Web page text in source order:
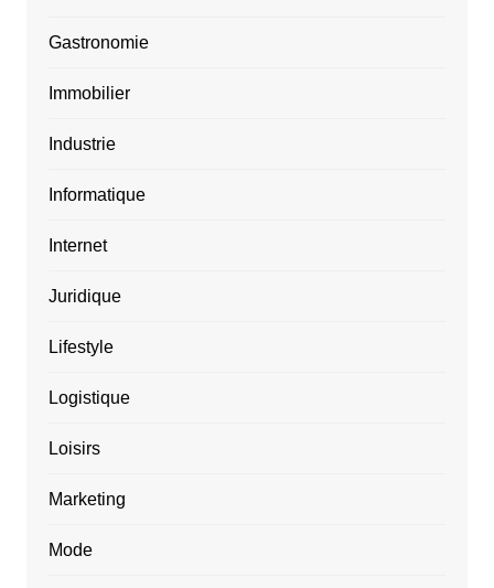
Gastronomie
Immobilier
Industrie
Informatique
Internet
Juridique
Lifestyle
Logistique
Loisirs
Marketing
Mode